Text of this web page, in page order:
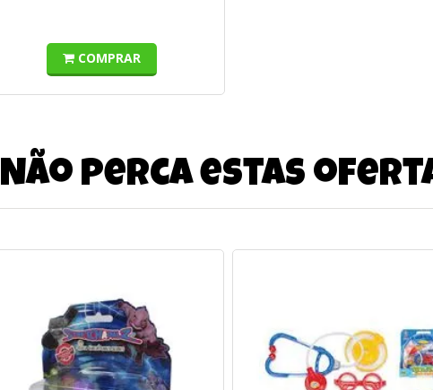
COMPRAR
Não perca estas